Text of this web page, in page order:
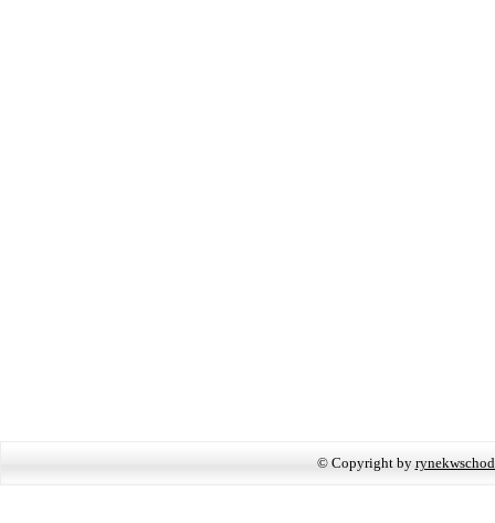
© Copyright by